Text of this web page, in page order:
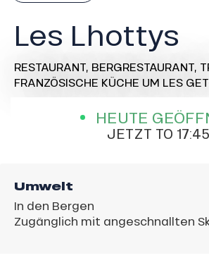
Les Lhottys
RESTAURANT, BERGRESTAURANT,
FRANZÖSISCHE KÜCHE UM LES
HEUTE
JETZT TO 17:45
Umwelt
In den Bergen
Zugänglich mit angeschnallten